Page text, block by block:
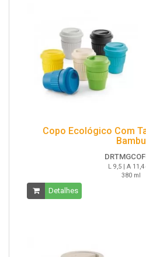
Copo Ecológico Com
Bambu
L 9,5 | A 11,4
380 ml
Detalhes